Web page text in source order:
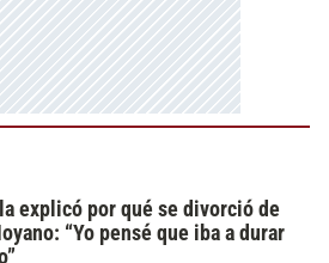
explicó por qué se divorció de
“Yo pensé que iba a durar